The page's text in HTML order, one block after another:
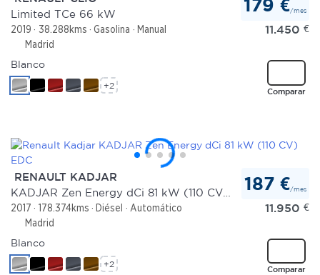
partir del uso que haya hecho de sus servicios.
Limited TCe 66 kW
2019 38.288kms Gasolina
Manual
Madrid
179 €/mes
11.450 €
Comparar
Blanco
+2
RENAULT KADJAR
2017 178.374kms Diésel
Automático
Madrid
187 €/mes
11.950 €
Comparar
Blanco
+2